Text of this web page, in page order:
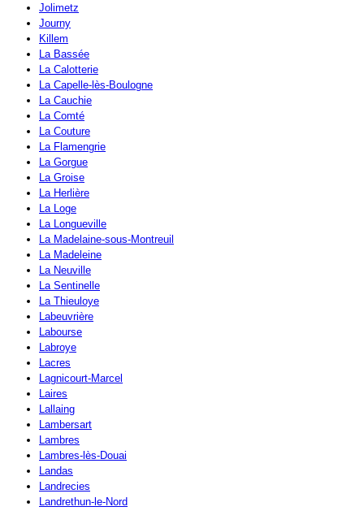
Jolimetz
Journy
Killem
La Bassée
La Calotterie
La Capelle-lès-Boulogne
La Cauchie
La Comté
La Couture
La Flamengrie
La Gorgue
La Groise
La Herlière
La Loge
La Longueville
La Madelaine-sous-Montreuil
La Madeleine
La Neuville
La Sentinelle
La Thieuloye
Labeuvrière
Labourse
Labroye
Lacres
Lagnicourt-Marcel
Laires
Lallaing
Lambersart
Lambres
Lambres-lès-Douai
Landas
Landrecies
Landrethun-le-Nord